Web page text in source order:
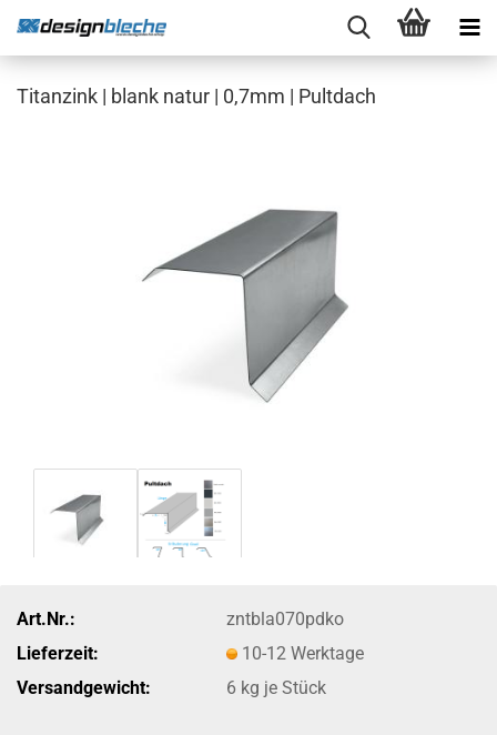
Titanzink | blank natur | 0,7mm | Pultdach
Art.Nr.:
zntbla070pdko
Lieferzeit:
10-12 Werktage
Versandgewicht:
6 kg je Stück